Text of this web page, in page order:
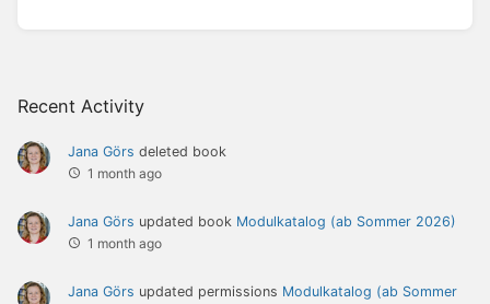
Recent Activity
Jana Görs deleted book
1 month ago
Jana Görs updated book Modulkatalog (ab Sommer 2026)
1 month ago
Jana Görs updated permissions Modulkatalog (ab Sommer